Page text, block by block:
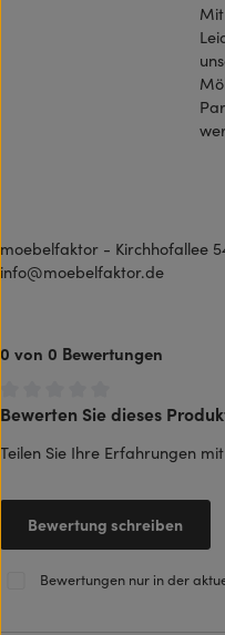
moebelfaktor - Kirchhofallee
info@moebelfaktor.de
0 von 0 Bewertungen
Durchschnittliche Bewertung
Bewerten Sie dieses
Teilen Sie Ihre Erfahrungen
Bewertung schreiben
Bewertungen nur in der